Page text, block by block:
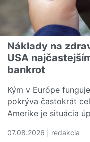
Náklady na
USA
bankrot
Kým v Európe
pokrýva častokrát
Amerike je situácia
07.08.2026 | redakcia